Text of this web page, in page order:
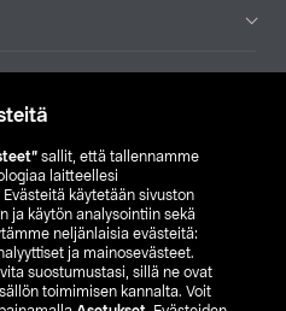
sallit, että tallennamme
laitteellesi
Evästeitä käytetään sivuston
ja käytön analysointiin sekä
neljänlaisia evästeitä:
ja mainosevästeet.
suostumustasi, sillä ne ovat
toimimisen kannalta. Voit
myymälä
NO FI
SV